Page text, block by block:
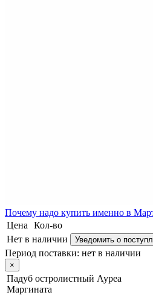
Почему надо купить именно в
Цена
Кол-во
Нет в наличии
Уведомить о
Период поставки: нет в наличии
×
Падуб остролистный Ауреа
Маргината